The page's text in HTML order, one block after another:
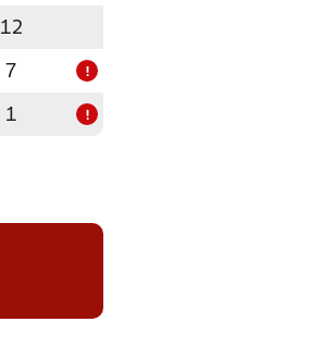
12
7 !
1 !